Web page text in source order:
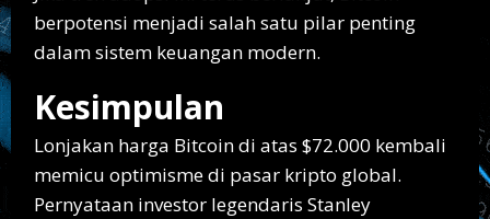
berpotensi menjadi salah satu pilar penting
dalam sistem keuangan modern.
Kesimpulan
Lonjakan harga Bitcoin di atas $72.000 kembali
memicu optimisme di pasar kripto global.
Pernyataan investor legendaris Stanley